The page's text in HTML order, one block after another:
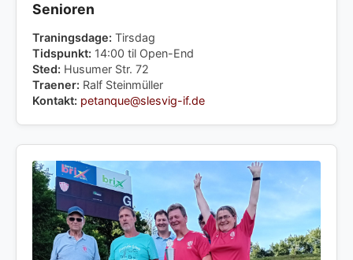
Senioren
Traningsdage: Tirsdag
Tidspunkt: 14:00 til Open-End
Sted: Husumer Str. 72
Traener: Ralf Steinmüller
Kontakt: petanque@slesvig-if.de